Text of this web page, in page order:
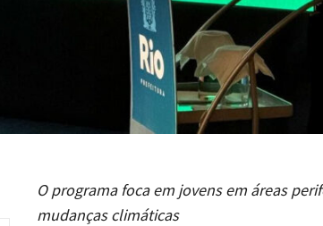
O programa foca em jovens em áreas
mudanças climáticas